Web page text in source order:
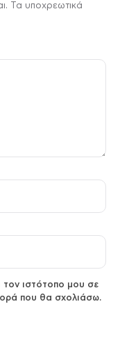
Τα υποχρεωτικά
ιστότοπο μου σε
που θα σχολιάσω.